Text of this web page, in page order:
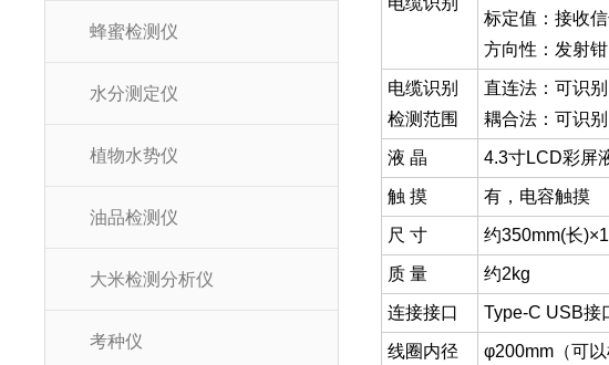
蜂蜜检测仪
水分测定仪
植物水势仪
油品检测仪
大米检测分析仪
考种仪
标定值：接收
方向性：发射
电缆识别
检测范围
直连法：可识
耦合法：可识
液 晶 4.3寸LCD彩屏
触 摸 有，电容触摸
尺 寸 约350mm(长
质 量 约2kg
连接接口 Type-C USB接
线圈内径 φ200mm（可以